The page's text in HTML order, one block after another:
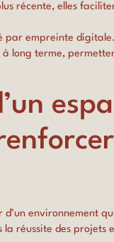
récente, elles
par empreinte digitale.
long terme,
d’un environnement
la réussite des